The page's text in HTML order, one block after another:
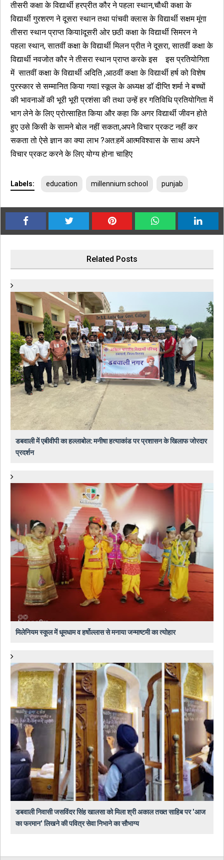
तीसरी कक्षा के विद्यार्थी हरप्रीत कौर ने पहला स्थान,चौथी कक्षा के
विद्यार्थी गुरशरण ने दूसरा स्थान तथा पांचवी क्लास के विद्यार्थी सक्षम मूंगा
तीसरा स्थान प्राप्त कियाlदूसरी ओर छठी कक्षा के विद्यार्थी सिमरन ने
पहला स्थान, सातवीं कक्षा के विद्यार्थी मिलन प्रीत ने दूसरा, सातवीं कक्षा के
विद्यार्थी नवजोत कौर ने तीसरा स्थान प्राप्त करके इस इस प्रतियोगिता
में सातवीं कक्षा के विद्यार्थी अदिति ,आठवीं कक्षा के विद्यार्थी हर्ष को विशेष
पुरस्कार से सम्मानित किया गयाl स्कूल के अध्यक्ष डॉ दीप्ति शर्मा ने बच्चों
की भावनाओं की भूरी भूरी प्रशंसा की तथा उन्हें हर गतिविधि प्रतियोगिता में
भाग लेने के लिए प्रोत्साहित किया और कहा कि अगर विद्यार्थी जीवन होते
हुए उसे किसी के सामने बोल नहीं सकता,अपने विचार प्रकट नहीं कर
सकता तो ऐसे ज्ञान का क्या लाभ ?अत:हमें आत्मविश्वास के साथ अपने
विचार प्रकट करने के लिए योग्य होना चाहिए
Labels: education millennium school punjab
Related Posts
डबवाली में एबीवीपी का हल्लाबोल: मनीषा हत्याकांड पर प्रशासन के खिलाफ जोरदार
प्रदर्शन
मिलेनियम स्कूल में धूमधाम व हर्षोल्लास से मनाया जन्माष्टमी का त्योहार
डबवाली निवासी जसविंदर सिंह खालसा को मिला श्री अकाल तख्त साहिब पर 'आज
का फरमान' लिखने की पवित्र सेवा निभाने का सौभाग्य